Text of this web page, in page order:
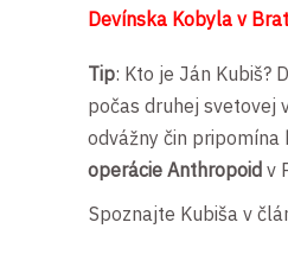
Devínska Kobyla v
Tip: Kto je Ján Kubiš?
počas druhej svetovej
odvážny čin pripomína
operácie Anthropoid v
Spoznajte Kubiša v